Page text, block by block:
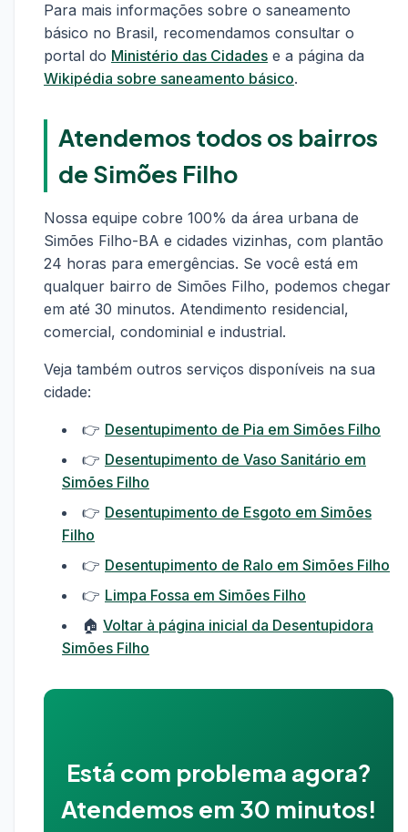
Para mais informações sobre o saneamento
básico no Brasil, recomendamos consultar o
portal do Ministério das Cidades e a página da
Wikipédia sobre saneamento básico.
Atendemos todos os bairros
de Simões Filho
Nossa equipe cobre 100% da área urbana de
Simões Filho-BA e cidades vizinhas, com plantão
24 horas para emergências. Se você está em
qualquer bairro de Simões Filho, podemos chegar
em até 30 minutos. Atendimento residencial,
comercial, condominial e industrial.
Veja também outros serviços disponíveis na sua
cidade:
👉 Desentupimento de Pia em Simões Filho
👉 Desentupimento de Vaso Sanitário em
Simões Filho
👉 Desentupimento de Esgoto em Simões
Filho
👉 Desentupimento de Ralo em Simões Filho
👉 Limpa Fossa em Simões Filho
🏠 Voltar à página inicial da Desentupidora
Simões Filho
Está com problema agora?
Atendemos em 30 minutos!